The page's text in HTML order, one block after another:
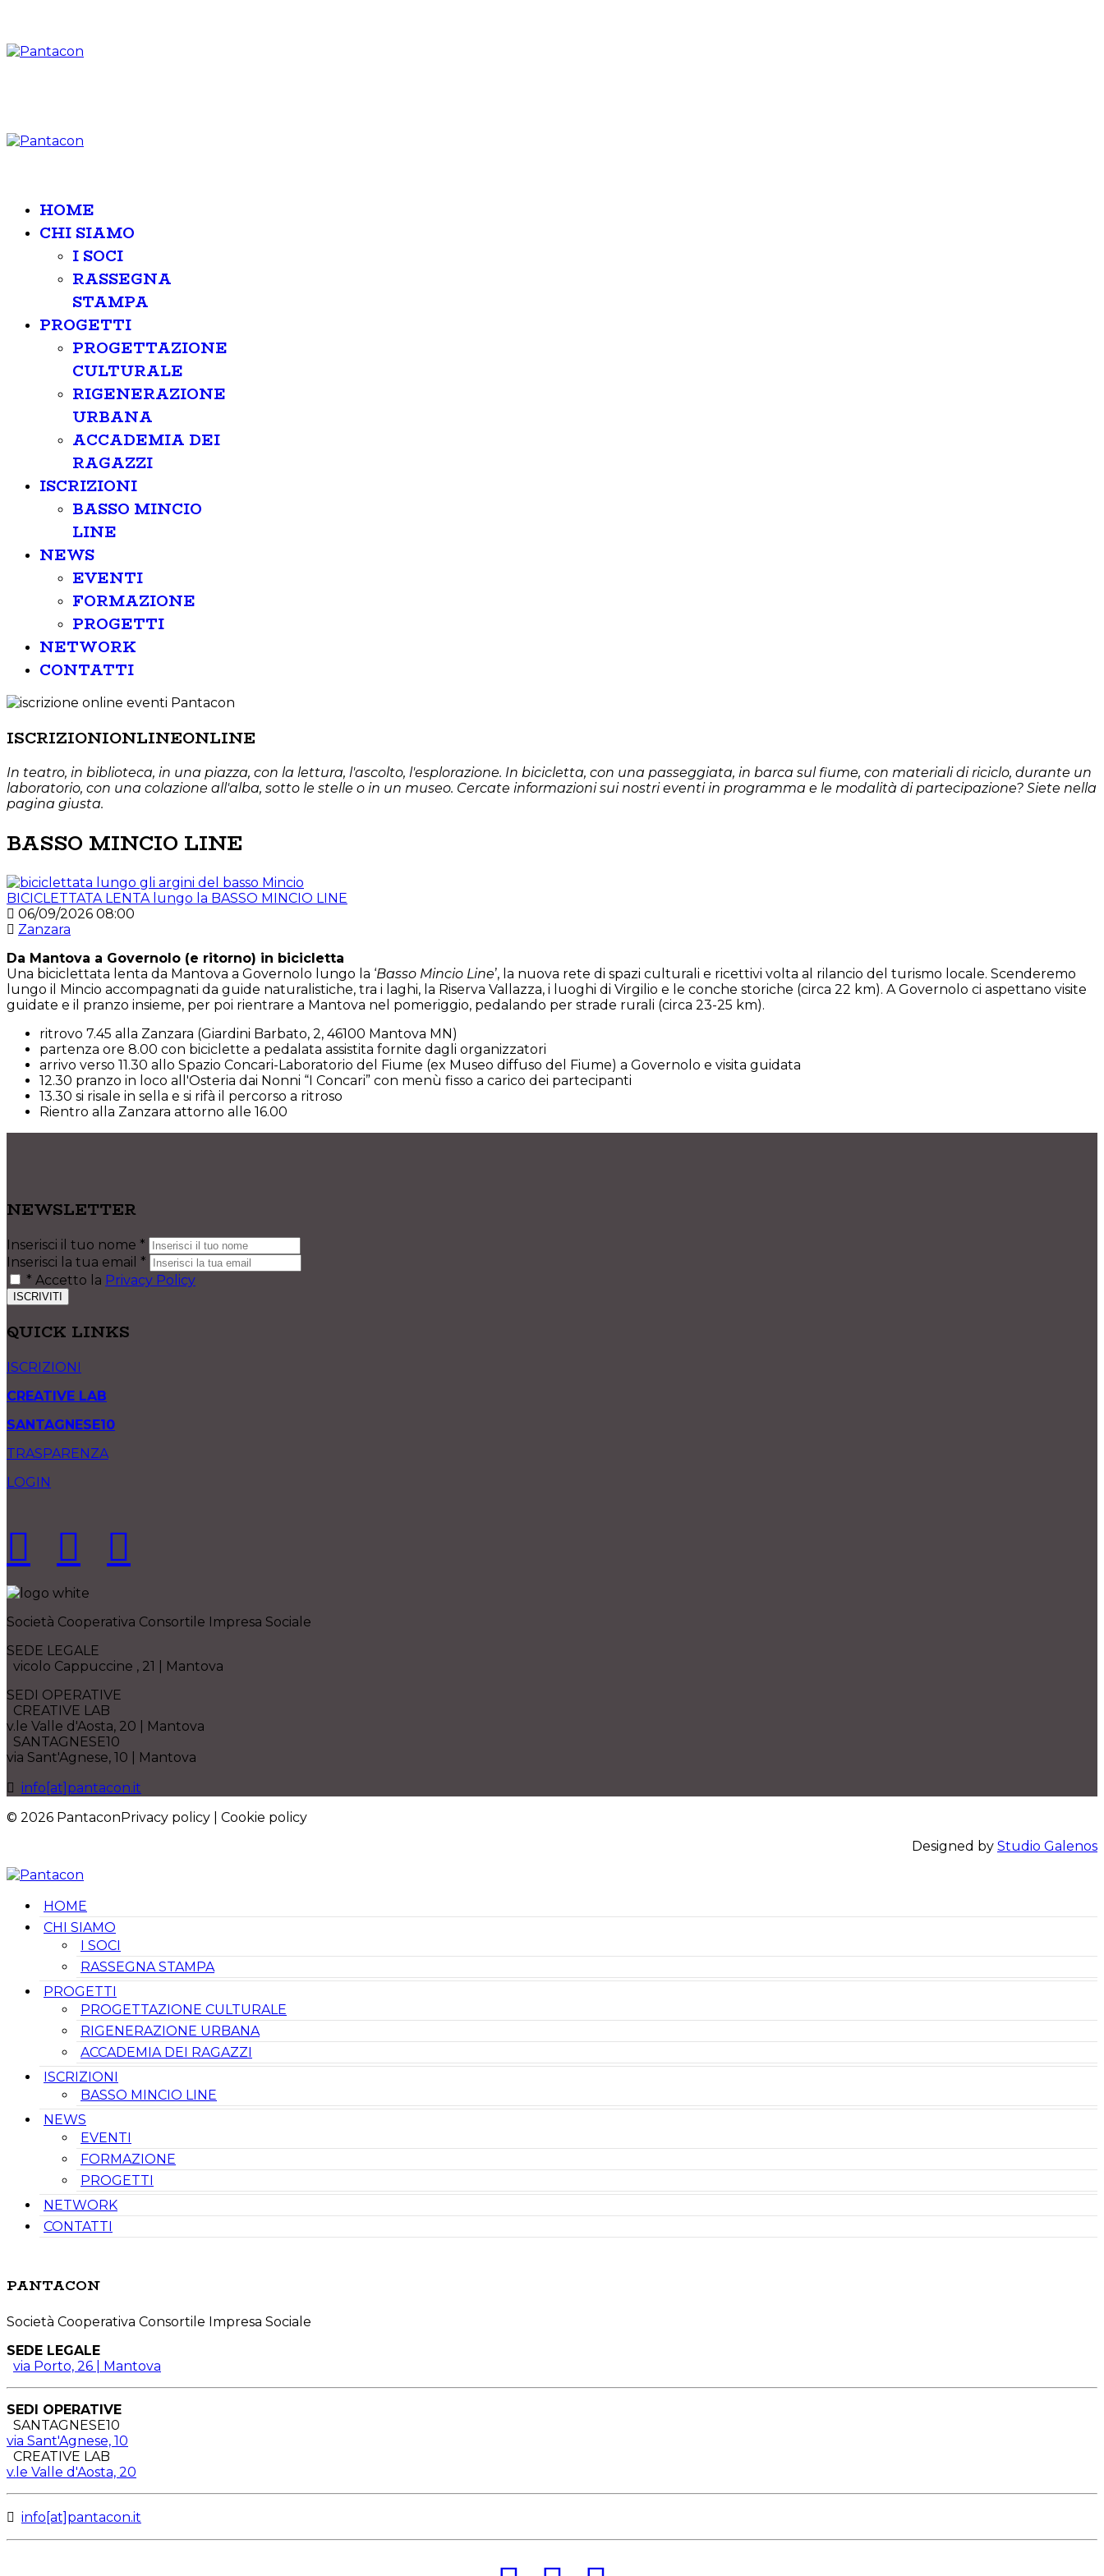
HOME
CHI SIAMO
I SOCI
RASSEGNA
STAMPA
PROGETTI
PROGETTAZIONE
CULTURALE
RIGENERAZIONE
URBANA
ACCADEMIA DEI
RAGAZZI
ISCRIZIONI
BASSO MINCIO
LINE
NEWS
EVENTI
FORMAZIONE
PROGETTI
NETWORK
CONTATTI
ISCRIZIONIONLINEONLINE
In teatro, in biblioteca, in una piazza, con la lettura, l'ascolto, l'esplorazione. In bicicletta, con una passeggiata, in barca sul fiume, con materiali di riciclo, durante un
laboratorio, con una colazione all'alba, sotto le stelle o in un museo. Cercate informazioni sui nostri eventi in programma e le modalità di partecipazione? Siete nella
pagina giusta.
BASSO MINCIO LINE
BICICLETTATA LENTA lungo la BASSO MINCIO LINE
06/09/2026 08:00
Zanzara
Da Mantova a Governolo (e ritorno) in bicicletta
Una biciclettata lenta da Mantova a Governolo lungo la ‘Basso Mincio Line’, la nuova rete di spazi culturali e ricettivi volta al rilancio del turismo locale. Scenderemo
lungo il Mincio accompagnati da guide naturalistiche, tra i laghi, la Riserva Vallazza, i luoghi di Virgilio e le conche storiche (circa 22 km). A Governolo ci aspettano visite
guidate e il pranzo insieme, per poi rientrare a Mantova nel pomeriggio, pedalando per strade rurali (circa 23-25 km).
ritrovo 7.45 alla Zanzara (Giardini Barbato, 2, 46100 Mantova MN)
partenza ore 8.00 con biciclette a pedalata assistita fornite dagli organizzatori
arrivo verso 11.30 allo Spazio Concari-Laboratorio del Fiume (ex Museo diffuso del Fiume) a Governolo e visita guidata
12.30 pranzo in loco all'Osteria dai Nonni “I Concari” con menù fisso a carico dei partecipanti
13.30 si risale in sella e si rifà il percorso a ritroso
Rientro alla Zanzara attorno alle 16.00
NEWSLETTER
Inserisci il tuo nome *
Inserisci la tua email *
* Accetto la Privacy Policy
ISCRIVITI
QUICK LINKS
ISCRIZIONI
CREATIVE LAB
SANTAGNESE10
TRASPARENZA
LOGIN
Società Cooperativa Consortile Impresa Sociale
SEDE LEGALE
vicolo Cappuccine , 21 | Mantova
SEDI OPERATIVE
CREATIVE LAB
v.le Valle d'Aosta, 20 | Mantova
SANTAGNESE10
via Sant'Agnese, 10 | Mantova
info[at]pantacon.it
© 2026 PantaconPrivacy policy | Cookie policy
Designed by Studio Galenos
HOME
CHI SIAMO
I SOCI
RASSEGNA STAMPA
PROGETTI
PROGETTAZIONE CULTURALE
RIGENERAZIONE URBANA
ACCADEMIA DEI RAGAZZI
ISCRIZIONI
BASSO MINCIO LINE
NEWS
EVENTI
FORMAZIONE
PROGETTI
NETWORK
CONTATTI
PANTACON
Società Cooperativa Consortile Impresa Sociale
SEDE LEGALE
via Porto, 26 | Mantova
SEDI OPERATIVE
SANTAGNESE10
via Sant'Agnese, 10
CREATIVE LAB
v.le Valle d'Aosta, 20
info[at]pantacon.it